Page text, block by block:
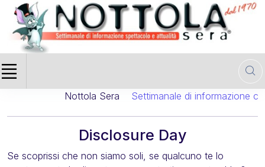
Nottola Sera Settimanale di informazione
Disclosure Day
Se scoprissi che non siamo soli, se qualcuno te lo